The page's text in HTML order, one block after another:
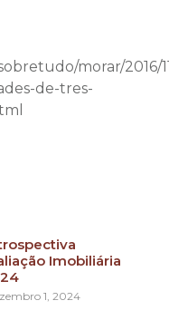
morar/2016/
de-tres-
Imobiliária
1, 2024